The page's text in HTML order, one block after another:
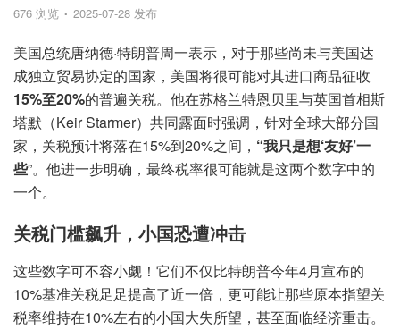
676 浏览 2025-07-28 发布
美国总统唐纳德·特朗普周一表示，对于那些尚未与美国达
成独立贸易协定的国家，美国将很可能对其进口商品征收
15%至20%的普遍关税。他在苏格兰特恩贝里与英国首相斯
塔默（Keir Starmer）共同露面时强调，针对全球大部分国
家，关税预计将落在15%到20%之间， “我只是想‘友好’一
些”。他进一步明确，最终税率很可能就是这两个数字中的
一个。
关税门槛飙升，小国恐遭冲击
这些数字可不容小觑！它们不仅比特朗普今年4月宣布的
10%基准关税足足提高了近一倍，更可能让那些原本指望关
税率维持在10%左右的小国大失所望，甚至面临经济重击。